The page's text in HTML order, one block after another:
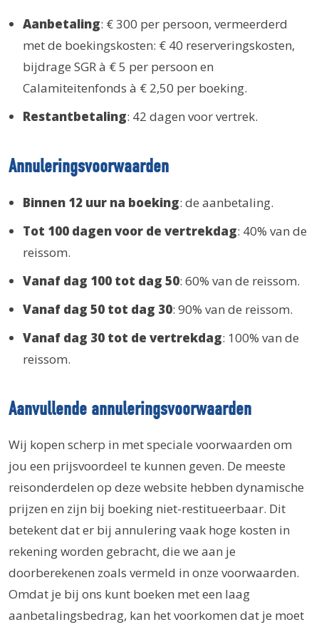
Aanbetaling: € 300 per persoon, vermeerderd
met de boekingskosten: € 40 reserveringskosten,
bijdrage SGR à € 5 per persoon en
Calamiteitenfonds à € 2,50 per boeking.
Restantbetaling: 42 dagen voor vertrek.
Annuleringsvoorwaarden
Binnen 12 uur na boeking: de aanbetaling.
Tot 100 dagen voor de vertrekdag: 40% van de
reissom.
Vanaf dag 100 tot dag 50: 60% van de reissom.
Vanaf dag 50 tot dag 30: 90% van de reissom.
Vanaf dag 30 tot de vertrekdag: 100% van de
reissom.
Aanvullende annuleringsvoorwaarden
Wij kopen scherp in met speciale voorwaarden om
jou een prijsvoordeel te kunnen geven. De meeste
reisonderdelen op deze website hebben dynamische
prijzen en zijn bij boeking niet-restitueerbaar. Dit
betekent dat er bij annulering vaak hoge kosten in
rekening worden gebracht, die we aan je
doorberekenen zoals vermeld in onze voorwaarden.
Omdat je bij ons kunt boeken met een laag
aanbetalingsbedrag, kan het voorkomen dat je moet